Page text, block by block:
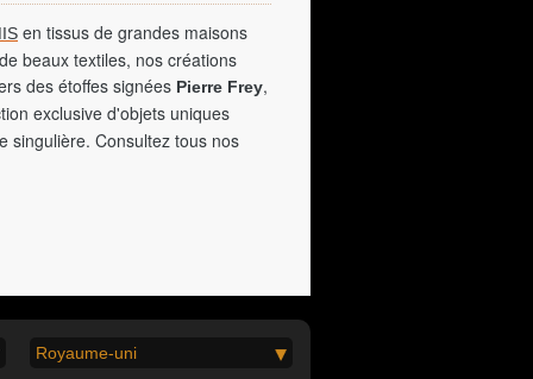
en tissus de grandes maisons
beaux textiles, nos créations
des étoffes signées Pierre Frey,
exclusive d'objets uniques
singulière. Consultez tous nos
Royaume-uni